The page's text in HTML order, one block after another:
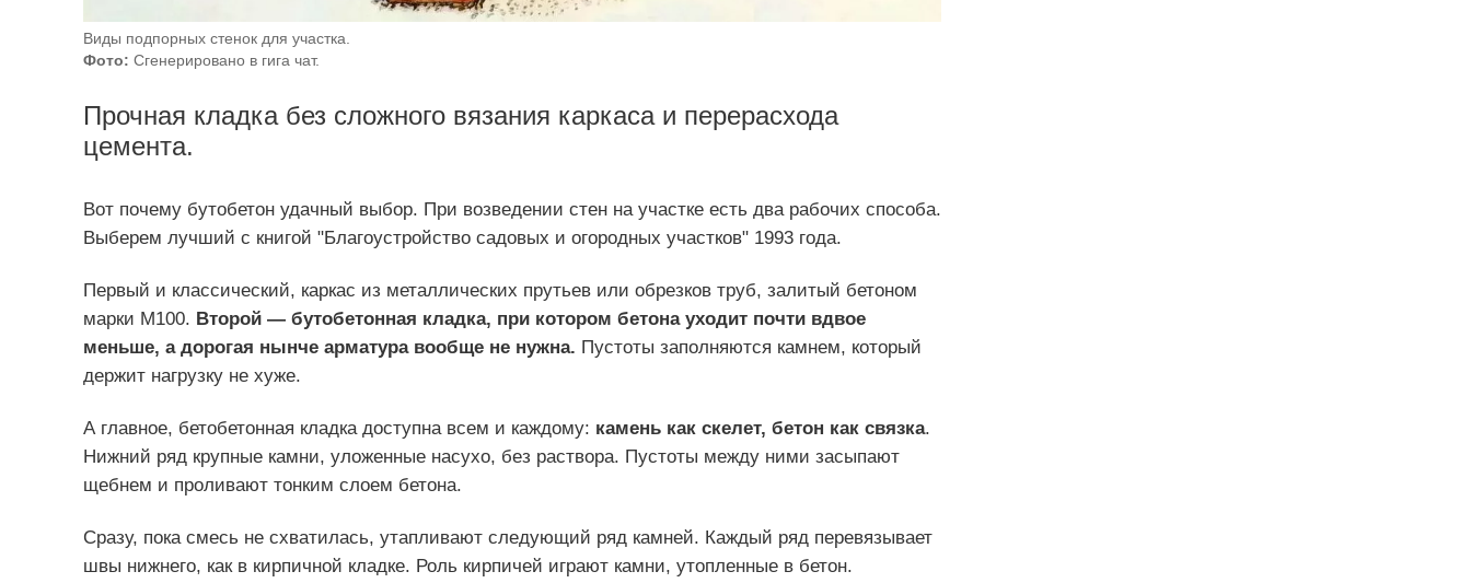
Виды подпорных стенок для участка.
Фото: Сгенерировано в гига чат.
Прочная кладка без сложного вязания каркаса и перерасхода
цемента.
Вот почему бутобетон удачный выбор. При возведении стен на участке есть два рабочих способа.
Выберем лучший с книгой "Благоустройство садовых и огородных участков" 1993 года.
Первый и классический, каркас из металлических прутьев или обрезков труб, залитый бетоном
марки М100. Второй — бутобетонная кладка, при котором бетона уходит почти вдвое
меньше, а дорогая нынче арматура вообще не нужна. Пустоты заполняются камнем, который
держит нагрузку не хуже.
А главное, бетобетонная кладка доступна всем и каждому: камень как скелет, бетон как связка.
Нижний ряд крупные камни, уложенные насухо, без раствора. Пустоты между ними засыпают
щебнем и проливают тонким слоем бетона.
Сразу, пока смесь не схватилась, утапливают следующий ряд камней. Каждый ряд перевязывает
швы нижнего, как в кирпичной кладке. Роль кирпичей играют камни, утопленные в бетон.